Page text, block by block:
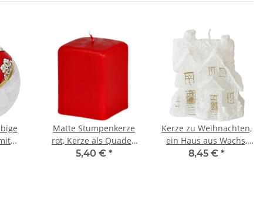
im
Matte Stumpenkerze
rot, Kerze als Quader,
Altarkerze
5,40 € *
Kerze zu Weihnachten,
ein Haus aus Wachs,
Figurenkerze
8,45 € *